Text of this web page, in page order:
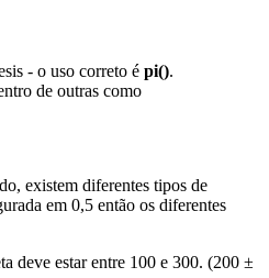
- o uso correto é pi().
de outras como
existem diferentes tipos de
em 0,5 então os diferentes
deve estar entre 100 e 300. (200 ±